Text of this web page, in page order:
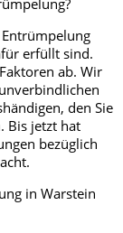
erfüllt sind.
ab. Wir
den Sie
Bis jetzt hat
bezüglich
in Warstein